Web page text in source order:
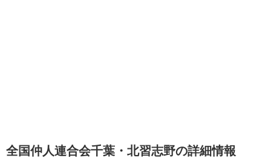
全国仲人連合会千葉・北習志野の詳細情報